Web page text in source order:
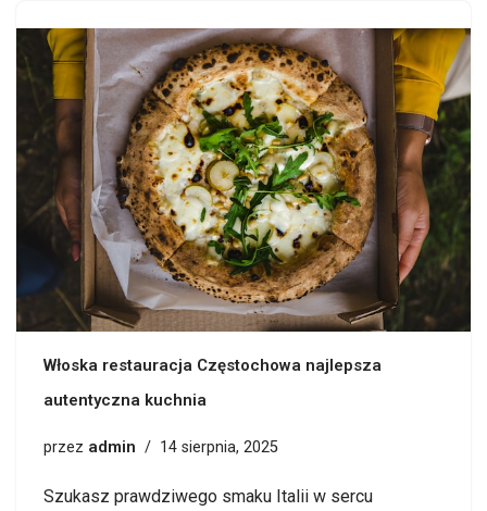
Włoska restauracja Częstochowa najlepsza
autentyczna kuchnia
przez admin 14 sierpnia, 2025
Szukasz prawdziwego smaku Italii w sercu